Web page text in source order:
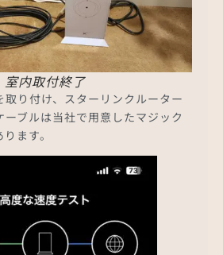
室内取付終了
取り付け、スターリンクルーター
ブルは当社で用意したマジック
ます。